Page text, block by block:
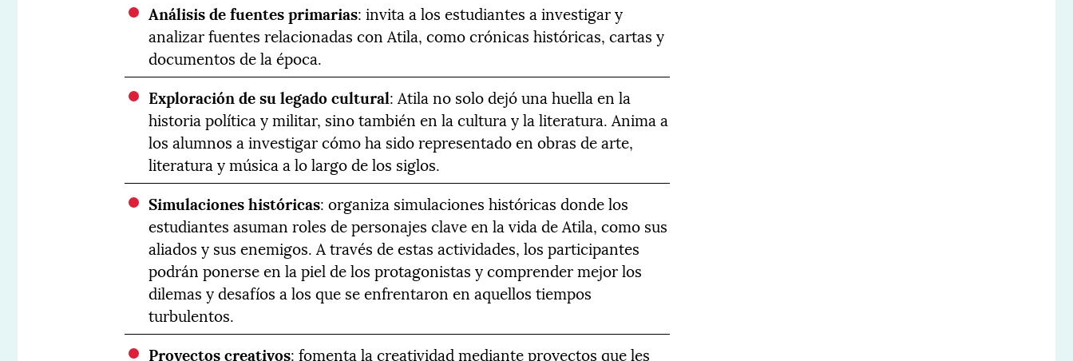
Análisis de fuentes primarias: invita a los estudiantes a investigar y
analizar fuentes relacionadas con Atila, como crónicas históricas, cartas y
documentos de la época.
Exploración de su legado cultural: Atila no solo dejó una huella en la
historia política y militar, sino también en la cultura y la literatura. Anima a
los alumnos a investigar cómo ha sido representado en obras de arte,
literatura y música a lo largo de los siglos.
Simulaciones históricas: organiza simulaciones históricas donde los
estudiantes asuman roles de personajes clave en la vida de Atila, como sus
aliados y sus enemigos. A través de estas actividades, los participantes
podrán ponerse en la piel de los protagonistas y comprender mejor los
dilemas y desafíos a los que se enfrentaron en aquellos tiempos
turbulentos.
Proyectos creativos: fomenta la creatividad mediante proyectos que les